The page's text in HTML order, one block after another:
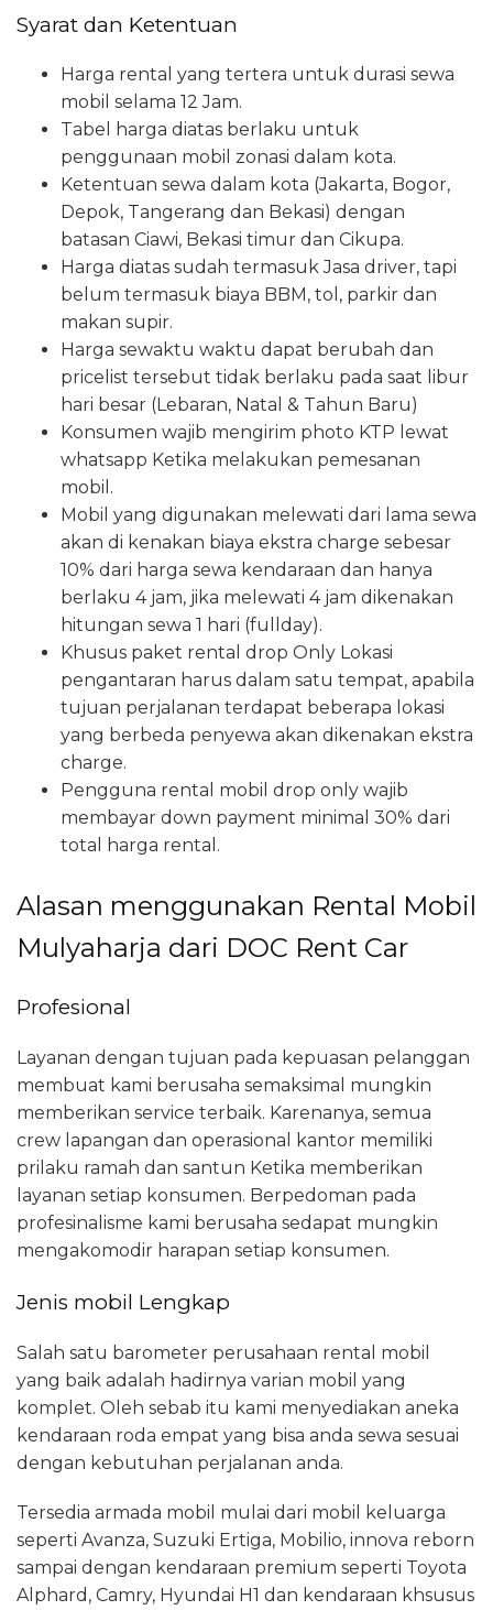
Syarat dan Ketentuan
Harga rental yang tertera untuk durasi sewa
mobil selama 12 Jam.
Tabel harga diatas berlaku untuk
penggunaan mobil zonasi dalam kota.
Ketentuan sewa dalam kota (Jakarta, Bogor,
Depok, Tangerang dan Bekasi) dengan
batasan Ciawi, Bekasi timur dan Cikupa.
Harga diatas sudah termasuk Jasa driver, tapi
belum termasuk biaya BBM, tol, parkir dan
makan supir.
Harga sewaktu waktu dapat berubah dan
pricelist tersebut tidak berlaku pada saat libur
hari besar (Lebaran, Natal & Tahun Baru)
Konsumen wajib mengirim photo KTP lewat
whatsapp Ketika melakukan pemesanan
mobil.
Mobil yang digunakan melewati dari lama sewa
akan di kenakan biaya ekstra charge sebesar
10% dari harga sewa kendaraan dan hanya
berlaku 4 jam, jika melewati 4 jam dikenakan
hitungan sewa 1 hari (fullday).
Khusus paket rental drop Only Lokasi
pengantaran harus dalam satu tempat, apabila
tujuan perjalanan terdapat beberapa lokasi
yang berbeda penyewa akan dikenakan ekstra
charge.
Pengguna rental mobil drop only wajib
membayar down payment minimal 30% dari
total harga rental.
Alasan menggunakan Rental Mobil
Mulyaharja dari DOC Rent Car
Profesional
Layanan dengan tujuan pada kepuasan pelanggan
membuat kami berusaha semaksimal mungkin
memberikan service terbaik. Karenanya, semua
crew lapangan dan operasional kantor memiliki
prilaku ramah dan santun Ketika memberikan
layanan setiap konsumen. Berpedoman pada
profesinalisme kami berusaha sedapat mungkin
mengakomodir harapan setiap konsumen.
Jenis mobil Lengkap
Salah satu barometer perusahaan rental mobil
yang baik adalah hadirnya varian mobil yang
komplet. Oleh sebab itu kami menyediakan aneka
kendaraan roda empat yang bisa anda sewa sesuai
dengan kebutuhan perjalanan anda.
Tersedia armada mobil mulai dari mobil keluarga
seperti Avanza, Suzuki Ertiga, Mobilio, innova reborn
sampai dengan kendaraan premium seperti Toyota
Alphard, Camry, Hyundai H1 dan kendaraan khsusus